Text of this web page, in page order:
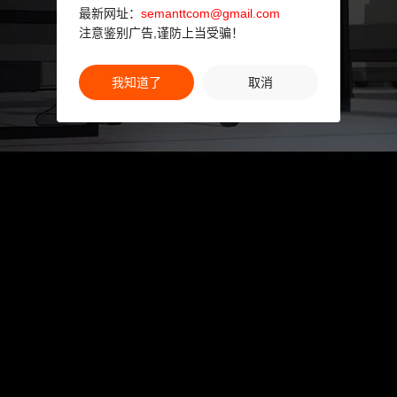
最新网址： semanttcom@gmail.com
注意鉴别广告,谨防上当受骗！
我知道了 取消